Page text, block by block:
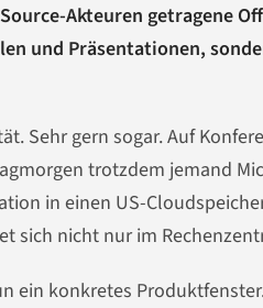
Akteuren getragene
und Präsentationen,
Sehr gern sogar. Auf
trotzdem jemand
in einen US-
sich nicht nur im
ein konkretes